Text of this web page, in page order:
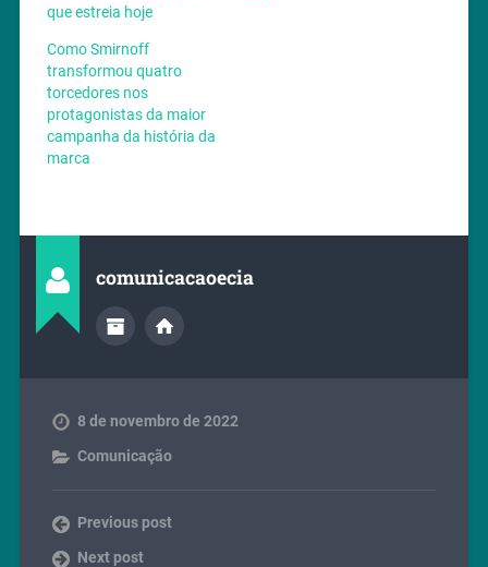
que estreia hoje
Como Smirnoff
transformou quatro
torcedores nos
protagonistas da maior
campanha da história da
marca
comunicacaoecia
8 de novembro de 2022
Comunicação
Previous post
Next post